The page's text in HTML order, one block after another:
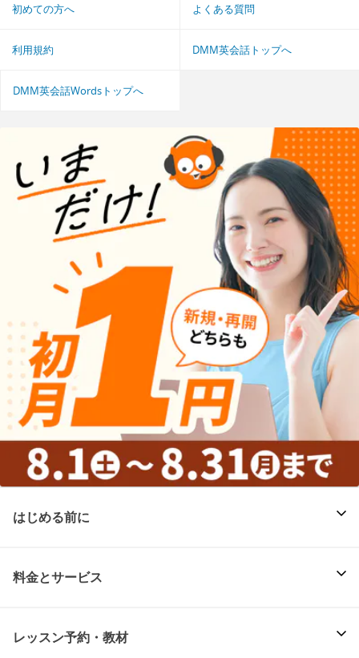
初めての方へ よくある質問
利用規約 DMM英会話トップへ
DMM英会話Wordsトップへ
はじめる前に
料金とサービス
レッスン予約・教材